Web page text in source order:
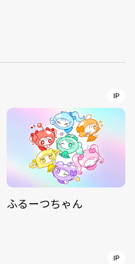
IP
ふるーつちゃん
IP